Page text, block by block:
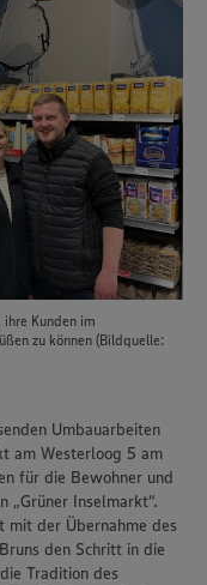
ihre Kunden im
zu können (Bildquelle:
Umbauarbeiten
am Westerloog 5 am
für die Bewohner und
„Grüner Inselmarkt“.
mit der Übernahme des
den Schritt in die
Tradition des